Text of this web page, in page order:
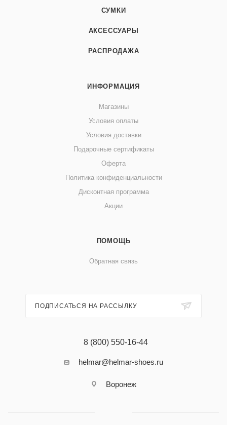
СУМКИ
АКСЕССУАРЫ
РАСПРОДАЖА
ИНФОРМАЦИЯ
Магазины
Условия оплаты
Условия доставки
Подарочные сертификаты
Оферта
Политика конфиденциальности
Дисконтная программа
Акции
ПОМОЩЬ
Обратная связь
ПОДПИСАТЬСЯ НА РАССЫЛКУ
8 (800) 550-16-44
helmar@helmar-shoes.ru
Воронеж